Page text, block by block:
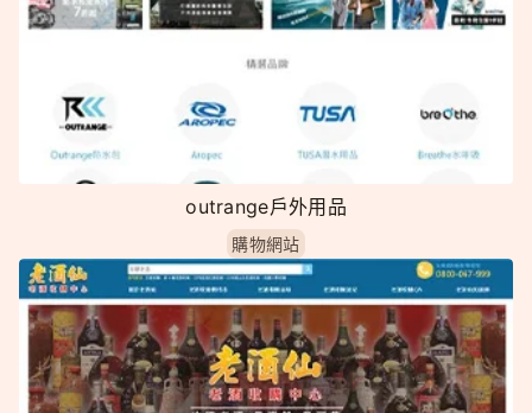
outrange戶外用品
購物網站